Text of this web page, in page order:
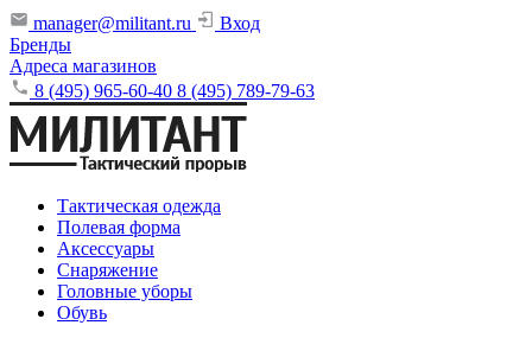
manager@militant.ru
Вход
Бренды
Адреса магазинов
8 (495) 965-60-40 8 (495) 789-79-63
Тактическая одежда
Полевая форма
Аксессуары
Снаряжение
Головные уборы
Обувь